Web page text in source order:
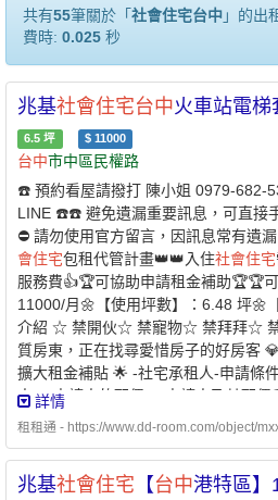
共有55筆關於「 社會住宅台中」的出
費時: 0.025 秒
兆基社會住宅台中火車站電
6.5 坪 $ 11000
台中市中區民權路
☎️ 預約看屋請撥打 陳小姐 0979-682-
LINE ☎️☎️ 避免遺漏重要訊息，可直接
⛔️ 請勿使用官方留言，因訊息常有遺
會住宅包租代管計畫👑👑入住社會住宅
服務費👍🏆可協助申請租金補助🏆🏆
11000/月🌼【使用坪數】：6.48 坪🌼
介紹 ☆ 禁開伙☆ 禁寵物☆ 禁拜拜☆
質房東，正在找尋愛惜房子的好房客
擴大租金補貼 🌟 -社宅承租人-申請條
人 ￭ 申請人的配偶 ￭ 申請人及其配偶
的配偶之戶籍內的直系親屬1. 年齡限
✅家庭年所得及財產限額 ￭ 家庭年所
每月平均所得低於 56,270 元以下 ￭
詳情
租租通 - https://www.dd-room.com/object/
兆基社會住宅 【 台中港特區】